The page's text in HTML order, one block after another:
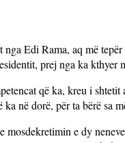
nga Edi Rama, aq më
prej nga ka
që ka, kreu i
në dorë, për ta bërë sa
mosdekretimin e dy